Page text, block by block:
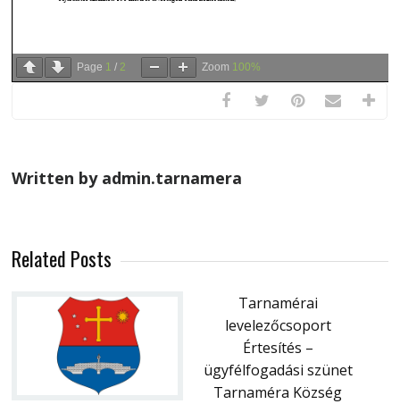
Page 1 / 2 Zoom 100%
Written by admin.tarnamera
Related Posts
Tarnamérai
levelezőcsoport
Értesítés –
ügyfélfogadási szünet
Tarnaméra Község